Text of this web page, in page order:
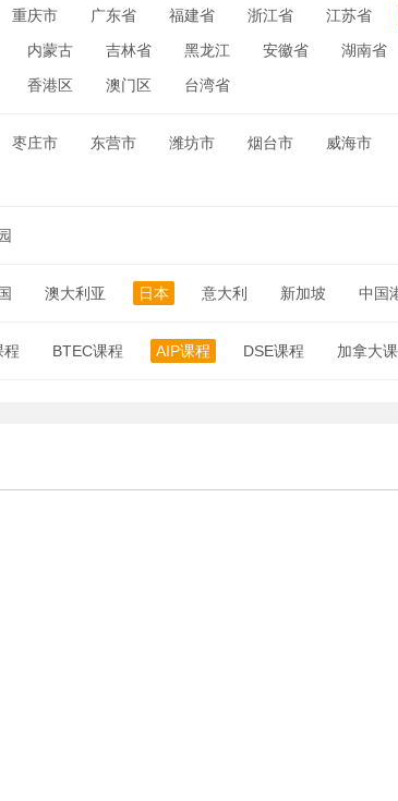
重庆市 广东省 福建省 浙江省 江苏省
内蒙古
吉林省 黑龙江 安徽省 湖南省
香港区
澳门区 台湾省
枣庄市 东营市 潍坊市 烟台市 威海市
澳大利亚 日本 意大利 新加坡 中国
程 BTEC课程 AIP课程 DSE课程 加拿大